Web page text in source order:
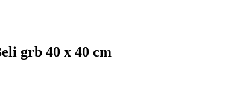
grb 40 x 40 cm